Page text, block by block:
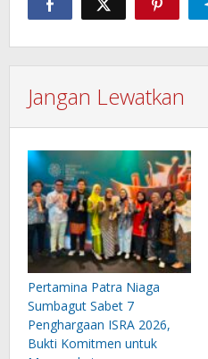
Jangan Lewatkan
Pertamina Patra Niaga
Sumbagut Sabet 7
Penghargaan ISRA 2026,
Bukti Komitmen untuk